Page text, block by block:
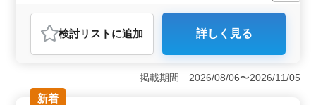
おすすめポイント
＜50代以上の発注者支援業務経験者急募＞ 豊岡市に
て、土木施工管理全般をお任せするポジションです。公
共工事の施工に関する技術的な指導や管理監督、発注者
との打ち合わせ、パソコンによる業務管理などを担当し
検討リスト に追加 詳しく見る
掲載期間 2026/08/06〜2026/11/05
新着